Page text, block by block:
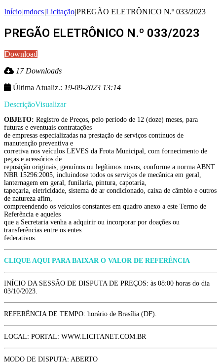
Início|mdocs|Licitação|PREGÃO ELETRÔNICO N.º 033/2023
PREGÃO ELETRÔNICO N.º 033/2023
Download
17 Downloads
Última Atualiz.: 19-09-2023 13:14
DescriçãoVisualizar
OBJETO: Registro de Preços, pelo período de 12 (doze) meses, para
futuras e eventuais contratações
de empresas especializadas na prestação de serviços contínuos de
manutenção preventiva e
corretiva nos veículos LEVES da Frota Municipal, com fornecimento de
peças e acessórios de
reposição originais, genuínos ou legítimos novos, conforme a norma ABNT
NBR 15296:2005, incluindose todos os serviços de mecânica em geral,
lanternagem em geral, funilaria, pintura, capotaria,
tapeçaria, eletricidade, sistema de ar condicionado, caixa de câmbio e outros
de natureza afim,
compreendendo os veículos constantes em quadro anexo a este Termo de
Referência e aqueles
que a Secretaria venha a adquirir ou incorporar por doações ou
transferências entre os entes
federativos.
CLIQUE AQUI PARA BAIXAR O VALOR DE REFERÊNCIA
INÍCIO DA SESSÃO DE DISPUTA DE PREÇOS: às 08:00 horas do dia
03/10/2023.
REFERÊNCIA DE TEMPO: horário de Brasília (DF).
LOCAL: PORTAL: WWW.LICITANET.COM.BR
MODO DE DISPUTA: ABERTO